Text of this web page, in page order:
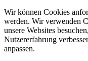
Wir können Cookies
werden. Wir verwenden
unsere Websites
Nutzererfahrung
anpassen.